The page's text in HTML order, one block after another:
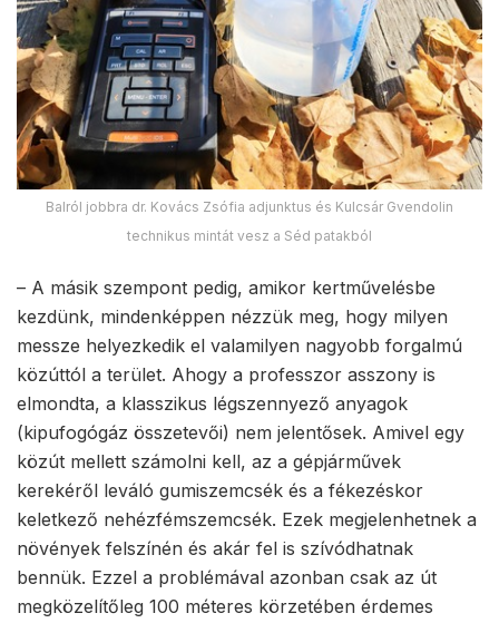
Balról jobbra dr. Kovács Zsófia adjunktus és Kulcsár Gvendolin
technikus mintát vesz a Séd patakból
– A másik szempont pedig, amikor kertművelésbe
kezdünk, mindenképpen nézzük meg, hogy milyen
messze helyezkedik el valamilyen nagyobb forgalmú
közúttól a terület. Ahogy a professzor asszony is
elmondta, a klasszikus légszennyező anyagok
(kipufogógáz összetevői) nem jelentősek. Amivel egy
közút mellett számolni kell, az a gépjárművek
kerekéről leváló gumiszemcsék és a fékezéskor
keletkező nehézfémszemcsék. Ezek megjelenhetnek a
növények felszínén és akár fel is szívódhatnak
bennük. Ezzel a problémával azonban csak az út
megközelítőleg 100 méteres körzetében érdemes